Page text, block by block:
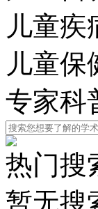
儿童疾
儿童保
专家科
热门搜
暂无搜